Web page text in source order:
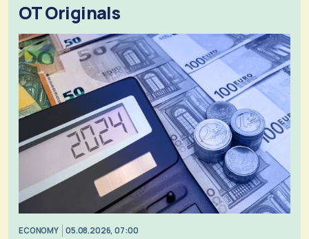
OT Originals
ECONOMY 05.08.2026, 07:00